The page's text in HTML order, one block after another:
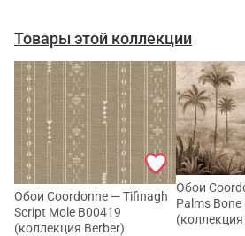
Товары этой коллекции
Обои Coordonne — Tifinagh
Script Mole B00419
(коллекция Berber)
Обои
Palms
(коллекция